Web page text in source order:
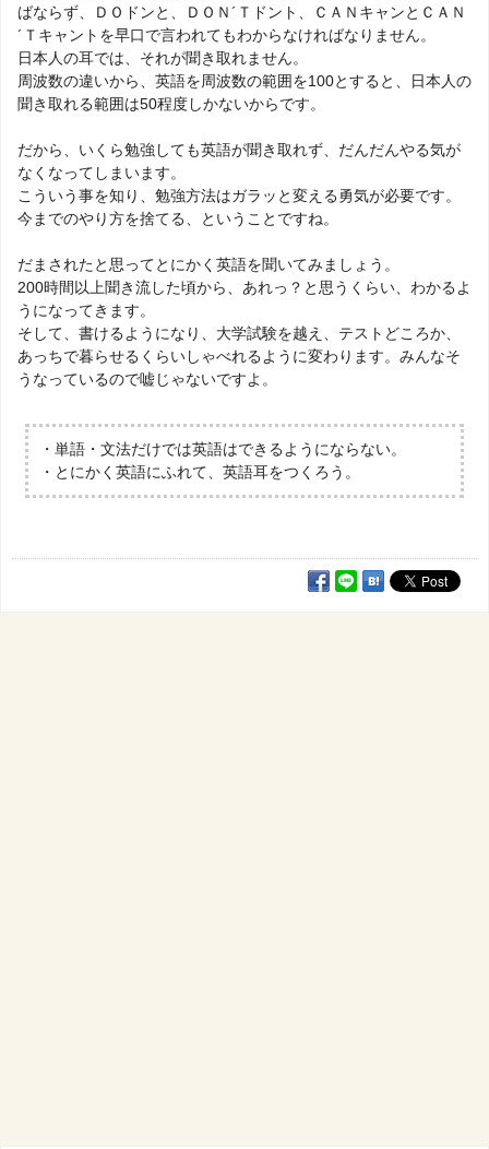
ばならず、ＤＯドンと、ＤＯＮ´Ｔドント、ＣＡＮキャンとＣＡＮ
´Ｔキャントを早口で言われてもわからなければなりません。
日本人の耳では、それが聞き取れません。
周波数の違いから、英語を周波数の範囲を100とすると、日本人の
聞き取れる範囲は50程度しかないからです。
だから、いくら勉強しても英語が聞き取れず、だんだんやる気が
なくなってしまいます。
こういう事を知り、勉強方法はガラッと変える勇気が必要です。
今までのやり方を捨てる、ということですね。
だまされたと思ってとにかく英語を聞いてみましょう。
200時間以上聞き流した頃から、あれっ？と思うくらい、わかるよ
うになってきます。
そして、書けるようになり、大学試験を越え、テストどころか、
あっちで暮らせるくらいしゃべれるように変わります。みんなそ
うなっているので嘘じゃないですよ。
・単語・文法だけでは英語はできるようにならない。
・とにかく英語にふれて、英語耳をつくろう。